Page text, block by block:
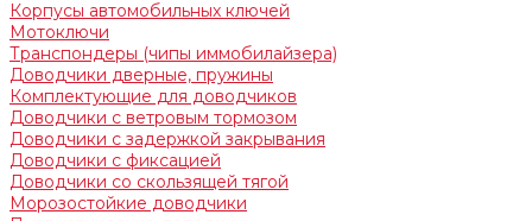
Корпусы автомобильных ключей
Мотоключи
Транспондеры (чипы иммобилайзера)
Доводчики дверные, пружины
Комплектующие для доводчиков
Доводчики с ветровым тормозом
Доводчики с задержкой закрывания
Доводчики с фиксацией
Доводчики со скользящей тягой
Морозостойкие доводчики